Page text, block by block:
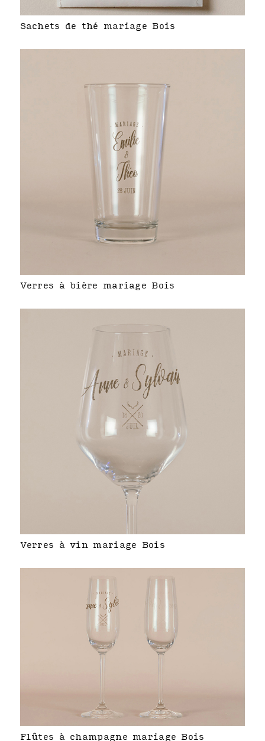
Sachets de thé mariage Bois
Verres à bière mariage Bois
Verres à vin mariage Bois
Flûtes à champagne mariage Bois